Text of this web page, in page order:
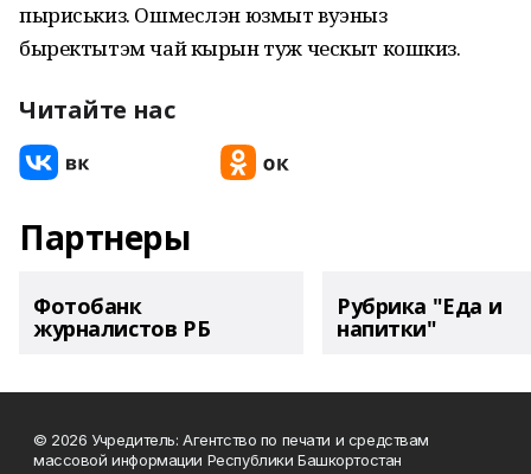
пыриськиз. Ошмеслэн юзмыт вуэныз
быректытэм чай кырын туж ческыт кошкиз.
Читайте нас
Партнеры
Фотобанк
журналистов РБ
Рубрика "Еда и
напитки"
© 2026 Учредитель: Агентство по печати и средствам
массовой информации Республики Башкортостан